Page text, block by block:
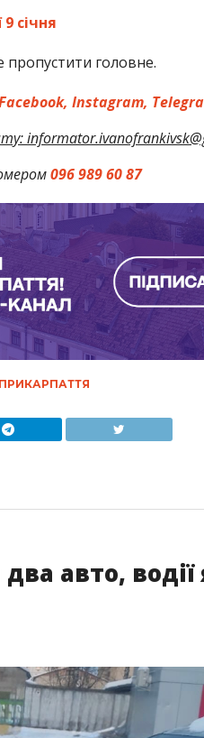
січня
пропустити головне.
Instagram,
096 989 60 87
ПРИКАРПАТТЯ
авто,